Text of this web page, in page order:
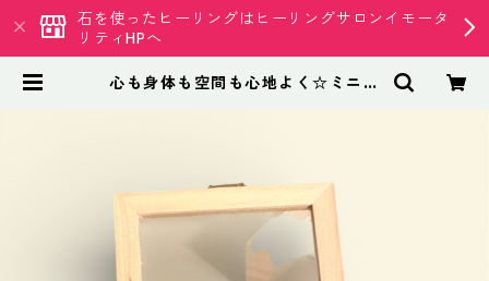
石を使ったヒーリングはヒーリングサロンイモータ
リティHPへ
心も身体も空間も心地よく☆ミニ浄